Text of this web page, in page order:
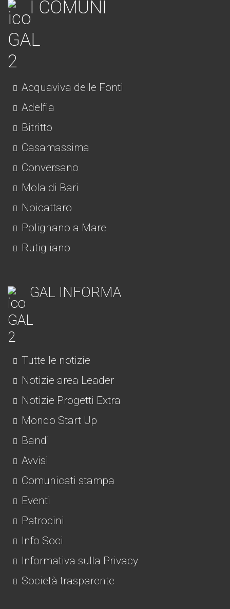
I COMUNI
Acquaviva delle Fonti
Adelfia
Bitritto
Casamassima
Conversano
Mola di Bari
Noicattaro
Polignano a Mare
Rutigliano
GAL INFORMA
Tutte le notizie
Notizie area Leader
Notizie Progetti Extra
Mondo Start Up
Bandi
Avvisi
Comunicati stampa
Eventi
Patrocini
Info Soci
Informativa sulla Privacy
Società trasparente